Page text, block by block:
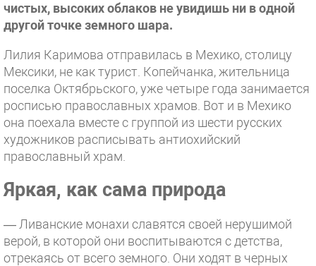
чистых, высоких облаков не увидишь ни в одной
другой точке земного шара.
Лилия Каримова отправилась в Мехико, столицу
Мексики, не как турист. Копейчанка, жительница
поселка Октябрьского, уже четыре года занимается
росписью православных храмов. Вот и в Мехико
она поехала вместе с группой из шести русских
художников расписывать антиохийский
православный храм.
Яркая, как сама природа
— Ливанские монахи славятся своей нерушимой
верой, в которой они воспитываются с детства,
отрекаясь от всего земного. Они ходят в черных